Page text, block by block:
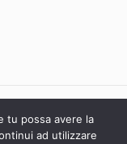
- 16100 Genova P.I./C.F.
tu possa avere la
ad utilizzare